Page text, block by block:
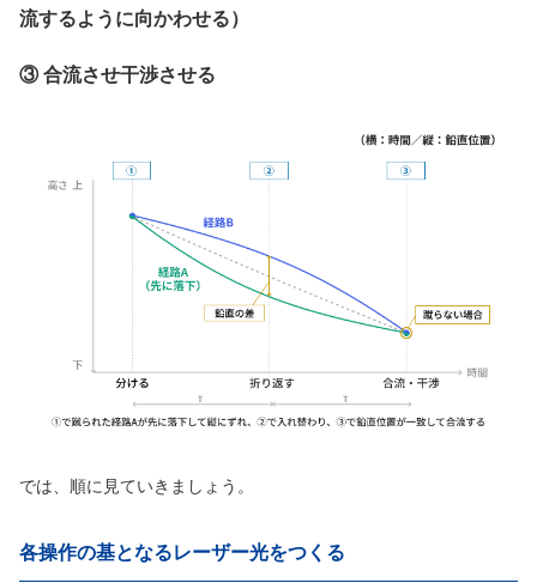
流するように向かわせる）
③ 合流させ干渉させる
では、順に見ていきましょう。
各操作の基となるレーザー光をつくる